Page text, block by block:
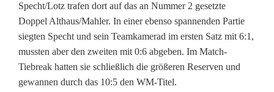
Specht/Lotz trafen dort auf das an Nummer 2 gesetzte
Doppel Althaus/Mahler. In einer ebenso spannenden Partie
siegten Specht und sein Teamkamerad im ersten Satz mit 6:1,
mussten aber den zweiten mit 0:6 abgeben. Im Match-
Tiebreak hatten sie schließlich die größeren Reserven und
gewannen durch das 10:5 den WM-Titel.